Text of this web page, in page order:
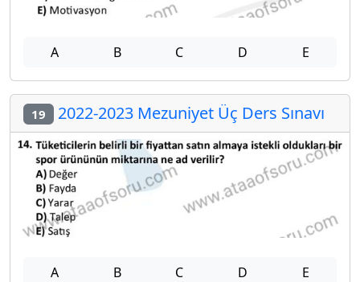
A B C D E
19 2022-2023 Mezuniyet Üç Ders Sınavı
A B C D E